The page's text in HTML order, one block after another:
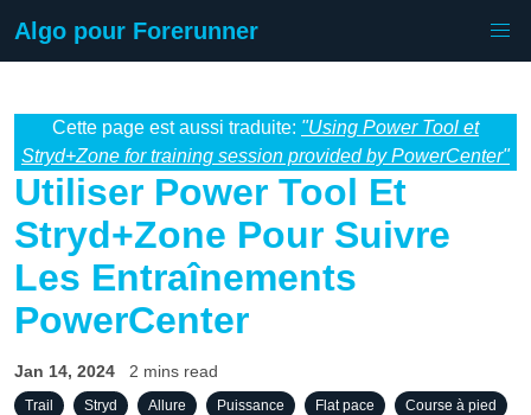
Algo pour Forerunner
Cette page est aussi traduite: "Using Power Tool et
Stryd+Zone for training session provided by PowerCenter"
Utiliser Power Tool Et
Stryd+Zone Pour Suivre
Les Entraînements
PowerCenter
Jan 14, 2024 2 mins read
Trail Stryd Allure Puissance Flat pace Course à pied